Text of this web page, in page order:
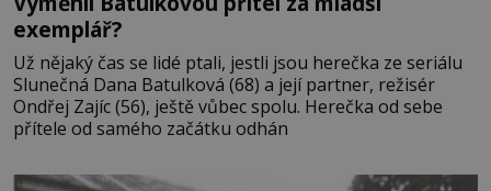
exemplář?
Už nějaký čas se lidé ptali, jestli jsou herečka ze seriálu
Slunečná Dana Batulková (68) a její partner, režisér
Ondřej Zajíc (56), ještě vůbec spolu. Herečka od sebe
přítele od samého začátku odhán